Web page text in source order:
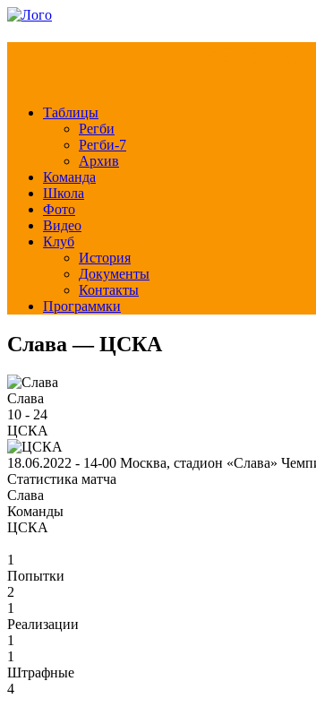
Таблицы
Регби
Регби-7
Архив
Команда
Школа
Фото
Видео
Клуб
История
Документы
Контакты
Программки
Слава — ЦСКА
Слава
10 - 24
ЦСКА
18.06.2022 - 14-00 Москва, стадион «Слава»
Статистика матча
Слава
Команды
ЦСКА
1
Попытки
2
1
Реализации
1
1
Штрафные
4